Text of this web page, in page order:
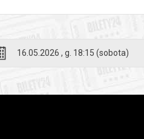
16.05.2026 , g. 18:15 (sobota)